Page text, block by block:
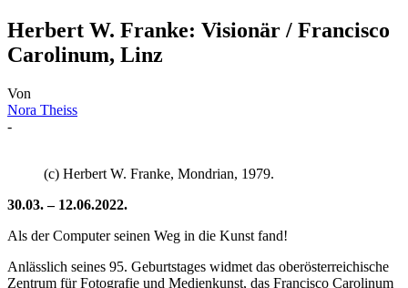
Herbert W. Franke: Visionär / Francisco
Carolinum, Linz
Von
Nora Theiss
-
(c) Herbert W. Franke, Mondrian, 1979.
30.03. – 12.06.2022.
Als der Computer seinen Weg in die Kunst fand!
Anlässlich seines 95. Geburtstages widmet das oberösterreichische
Zentrum für Fotografie und Medienkunst, das Francisco Carolinum